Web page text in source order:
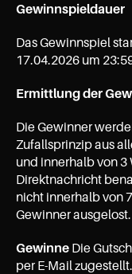
Gewinnspieldauer
Das Gewinnspiel
17.04.2026 um
Ermittlung der
Die Gewinner
Zufallsprinzip aus
und innerhalb von
Direktnachricht
nicht innerhalb von
Gewinner ausgelost.
Gewinne Die
per E-Mail